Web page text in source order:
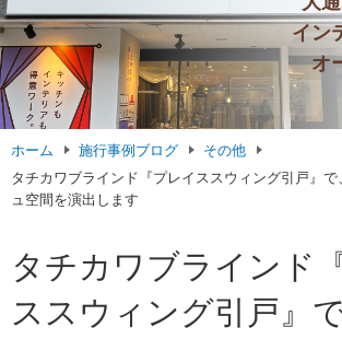
イン
オ
ホーム 施行事例ブログ
その他
タチカワブラインド『プレイススウィング引戸』
ュ空間を演出します
タチカワブラインド
ススウィング引戸』